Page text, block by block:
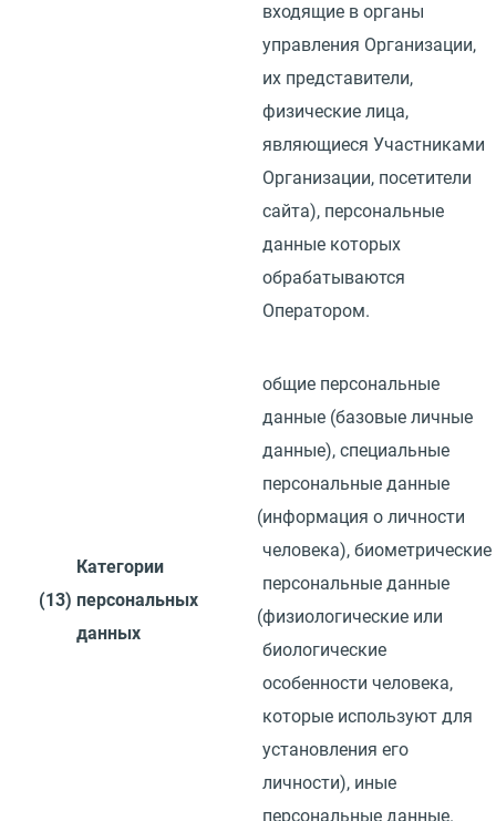
входящие в органы
управления Организации,
их представители,
физические лица,
являющиеся Участниками
Организации, посетители
сайта), персональные
данные которых
обрабатываются
Оператором.
(13)
Категории
персональных
данных
общие персональные
данные (базовые личные
данные), специальные
персональные данные
(информация о личности
человека), биометрические
персональные данные
(физиологические или
биологические
особенности человека,
которые используют для
установления его
личности), иные
персональные данные.